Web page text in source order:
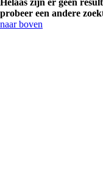
Helaas zijn er geen
probeer een andere
naar boven